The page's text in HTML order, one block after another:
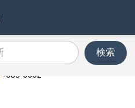
検索
685-0002